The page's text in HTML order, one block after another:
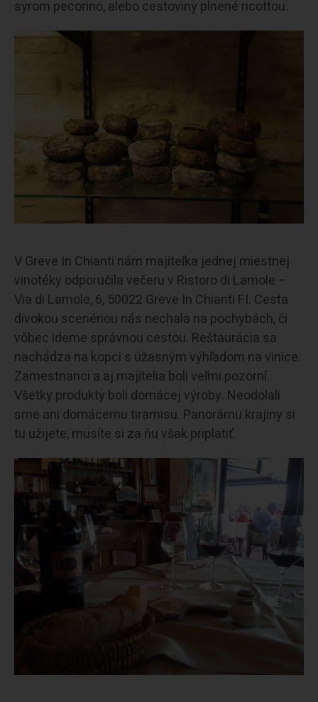
syrom pecorino, alebo cestoviny plnené ricottou.
V Greve In Chianti nám majiteľka jednej miestnej
vinotéky odporučila večeru v Ristoro di Lamole –
Via di Lamole, 6, 50022 Greve In Chianti FI. Cesta
divokou scenériou nás nechala na pochybách, či
vôbec ideme správnou cestou. Reštaurácia sa
nachádza na kopci s úžasným výhľadom na vinice.
Zamestnanci a aj majitelia boli veľmi pozorní.
Všetky produkty boli domácej výroby. Neodolali
sme ani domácemu tiramisu. Panorámu krajiny si
tu užijete, musíte si za ňu však priplatiť.